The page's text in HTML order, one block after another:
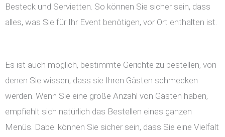
Besteck und Servietten. So können Sie sicher sein, dass
alles, was Sie für Ihr Event benötigen, vor Ort enthalten ist.
Es ist auch möglich, bestimmte Gerichte zu bestellen, von
denen Sie wissen, dass sie Ihren Gästen schmecken
werden. Wenn Sie eine große Anzahl von Gästen haben,
empfiehlt sich natürlich das Bestellen eines ganzen
Menüs. Dabei können Sie sicher sein, dass Sie eine Vielfalt